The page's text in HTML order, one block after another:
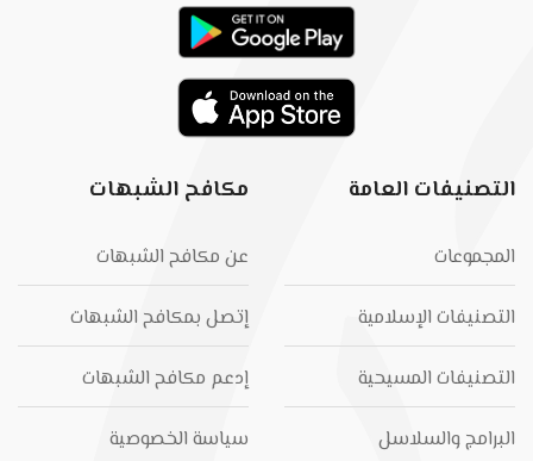
التصنيفات العامة
المجموعات
التصنيفات الإسلامية
التصنيفات المسيحية
البرامج والسلاسل
مكافح الشبهات
عن مكافح الشبهات
إتصل بمكافح الشبهات
إدعم مكافح الشبهات
سياسة الخصوصية